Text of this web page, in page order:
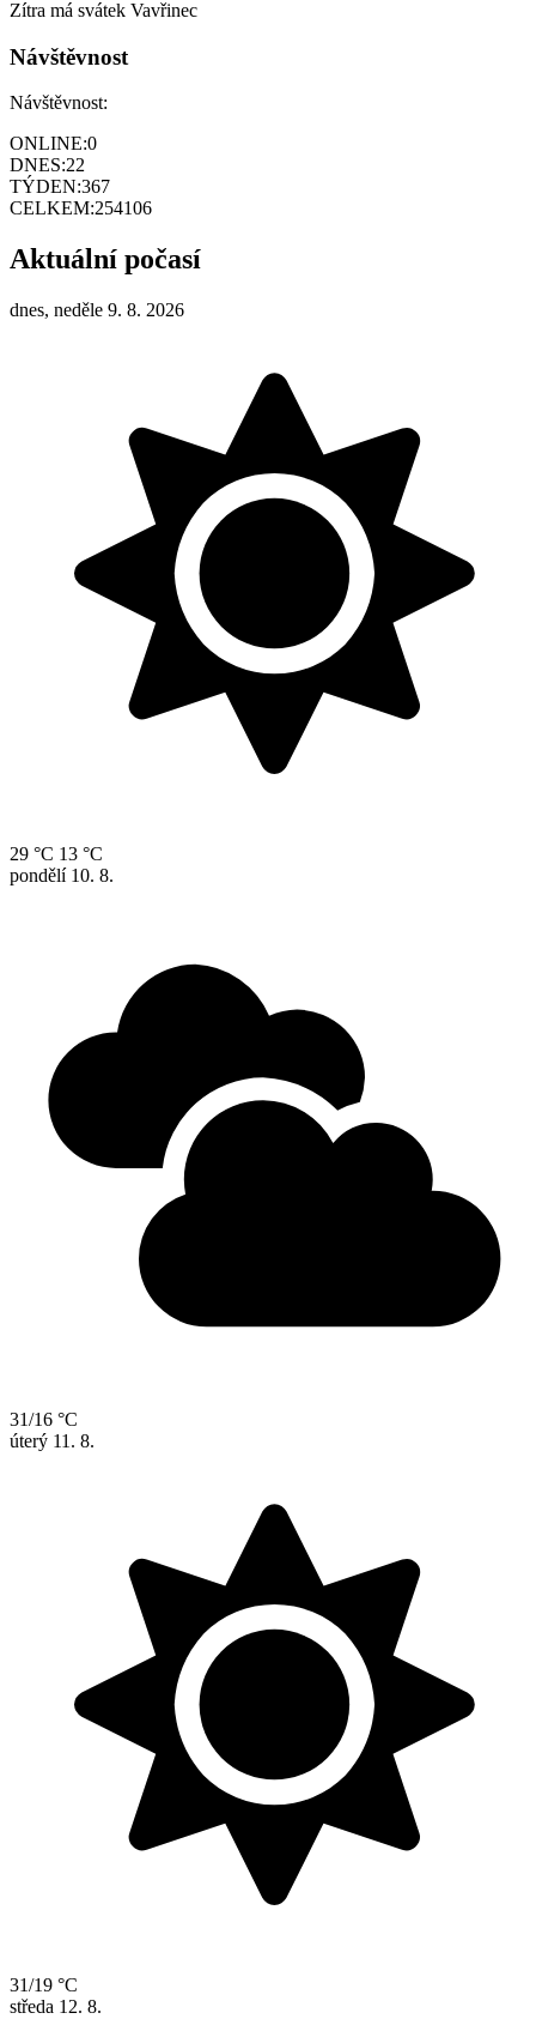
Zítra má svátek Vavřinec
Návštěvnost
Návštěvnost:
ONLINE:0
DNES:22
TÝDEN:367
CELKEM:254106
Aktuální počasí
dnes, neděle 9. 8. 2026
29 °C 13 °C
pondělí 10. 8.
31/16 °C
úterý 11. 8.
31/19 °C
středa 12. 8.